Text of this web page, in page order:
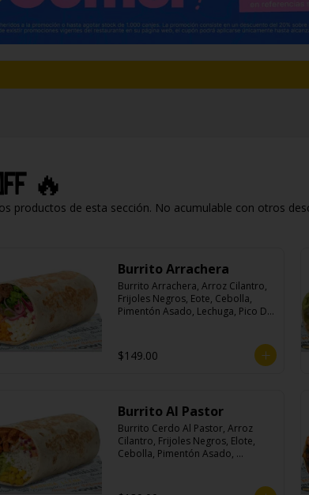
🔥
productos de esta sección. No acumulable con otros
Burrito Arrachera
Burrito Arrachera, Arroz Cilantro,
Frijoles Negros, Eote, Cebolla,
Pimentón Asado, Lechuga, Pico De
$149.00
Burrito Al Pastor
Burrito Cerdo Al Pastor, Arroz
Cilantro, Frijoles Negros, Elote,
Cebolla, Pimentón Asado,